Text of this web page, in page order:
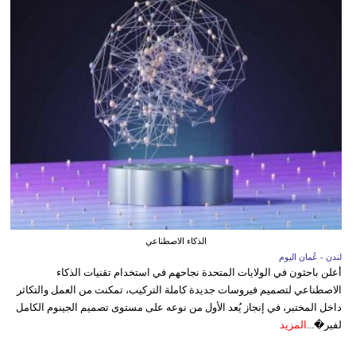
الذكاء الاصطناعي
لندن - عُمان اليوم
أعلن باحثون في الولايات المتحدة نجاحهم في استخدام تقنيات الذكاء
الاصطناعي لتصميم فيروسات جديدة كاملة التركيب، تمكنت من العمل والتكاثر
داخل المختبر، في إنجاز يُعد الأول من نوعه على مستوى تصميم الجينوم الكامل
لفير�...
المزيد